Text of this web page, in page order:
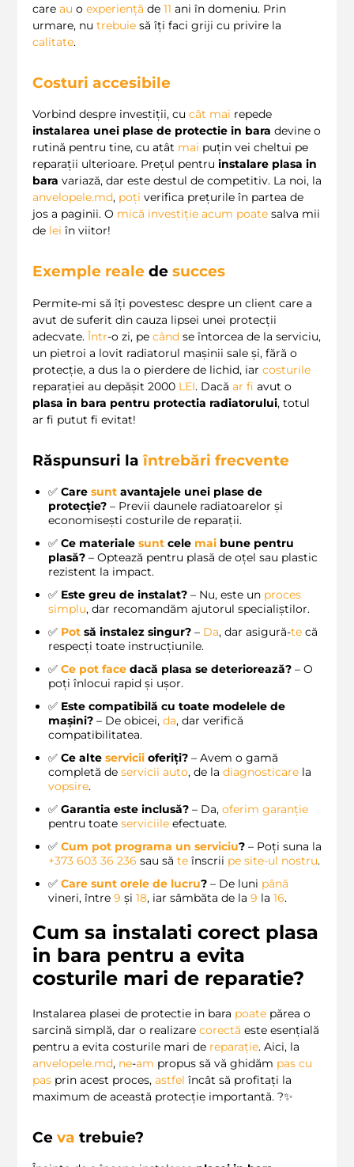
care au o experiență de 11 ani în domeniu. Prin
urmare, nu trebuie să îți faci griji cu privire la
calitate.
Costuri accesibile
Vorbind despre investiții, cu cât mai repede
instalarea unei plase de protectie in bara devine o
rutină pentru tine, cu atât mai puțin vei cheltui pe
reparații ulterioare. Prețul pentru instalare plasa in
bara variază, dar este destul de competitiv. La noi, la
anvelopele.md, poți verifica prețurile în partea de
jos a paginii. O mică investiție acum poate salva mii
de lei în viitor!
Exemple reale de succes
Permite-mi să îți povestesc despre un client care a
avut de suferit din cauza lipsei unei protecții
adecvate. Într-o zi, pe când se întorcea de la serviciu,
un pietroi a lovit radiatorul mașinii sale și, fără o
protecție, a dus la o pierdere de lichid, iar costurile
reparației au depășit 2000 LEI. Dacă ar fi avut o
plasa in bara pentru protectia radiatorului, totul
ar fi putut fi evitat!
Răspunsuri laîntrebări frecvente
✅ Care sunt avantajele unei plase de
protecție? – Previi daunele radiatoarelor și
economisești costurile de reparații.
✅ Ce materiale sunt cele mai bune pentru
plasă? – Optează pentru plasă de oțel sau plastic
rezistent la impact.
✅ Este greu de instalat? – Nu, este un proces
simplu, dar recomandăm ajutorul specialiștilor.
✅ Pot să instalez singur? – Da, dar asigură-te că
respecți toate instrucțiunile.
✅ Ce pot face dacă plasa se deteriorează? – O
poți înlocui rapid și ușor.
✅ Este compatibilă cu toate modelele de
mașini? – De obicei, da, dar verifică
compatibilitatea.
✅ Ce alte servicii oferiți? – Avem o gamă
completă de servicii auto, de la diagnosticare la
vopsire.
✅ Garantia este inclusă? – Da, oferim garanție
pentru toate serviciile efectuate.
✅ Cum pot programa un serviciu? – Poți suna la
+373 603 36 236 sau să te înscrii pe site-ul nostru.
✅ Care sunt orele de lucru? – De luni până
vineri, între 9 și 18, iar sâmbăta de la 9 la 16.
Cum sa instalati corect plasa
in bara pentru a evita
costurile mari de reparatie?
Instalarea plasei de protectie in bara poate părea o
sarcină simplă, dar o realizare corectă este esențială
pentru a evita costurile mari de reparație. Aici, la
anvelopele.md, ne-am propus să vă ghidăm pas cu
pas prin acest proces, astfel încât să profitați la
maximum de această protecție importantă. ?✨
Ce va trebuie?